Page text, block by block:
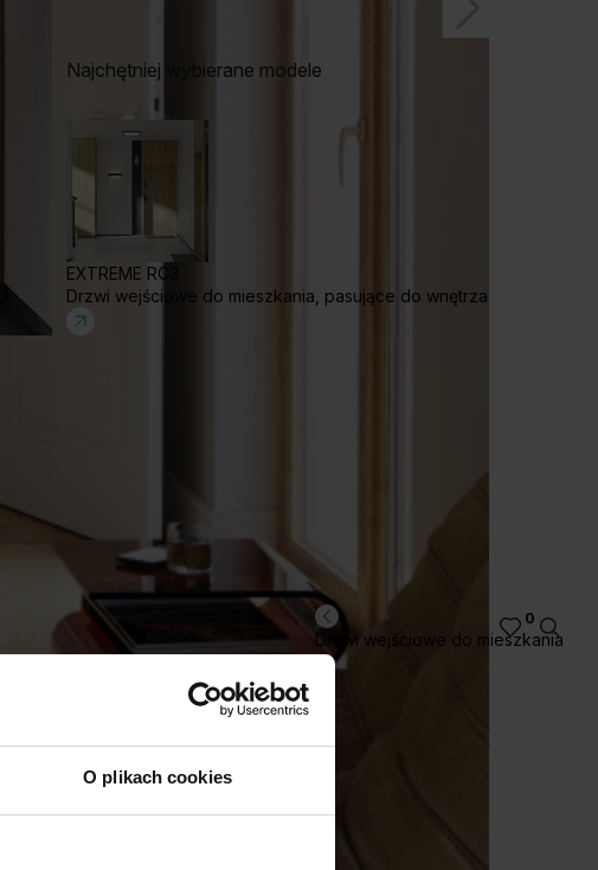
O plikach cookies
Najchętniej wybierane modele
EXTREME RC3
Drzwi wejściowe do mieszkania, pasujące do wnętrza
Drzwi wejściowe do mieszkania
0